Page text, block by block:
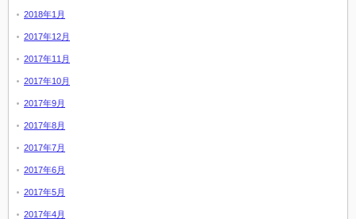
2018年1月
2017年12月
2017年11月
2017年10月
2017年9月
2017年8月
2017年7月
2017年6月
2017年5月
2017年4月